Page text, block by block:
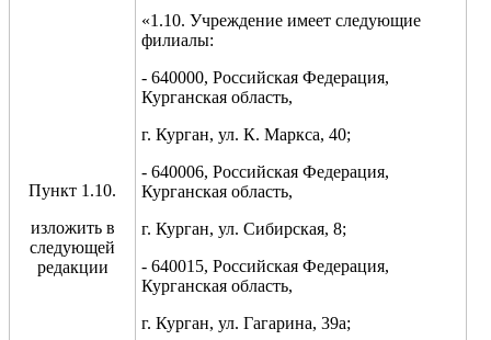
Пункт 1.10.
изложить в
следующей
редакции
«1.10. Учреждение имеет следующие
филиалы:
- 640000, Российская Федерация,
Курганская область,
г. Курган, ул. К. Маркса, 40;
- 640006, Российская Федерация,
Курганская область,
г. Курган, ул. Сибирская, 8;
- 640015, Российская Федерация,
Курганская область,
г. Курган, ул. Гагарина, 39а;